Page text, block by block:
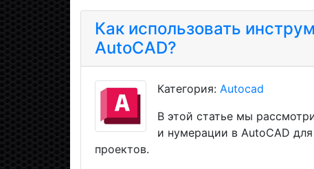
Как использовать
AutoCAD?
Категория: Autocad
В этой статье мы
и нумерации в AutoCAD
проектов.